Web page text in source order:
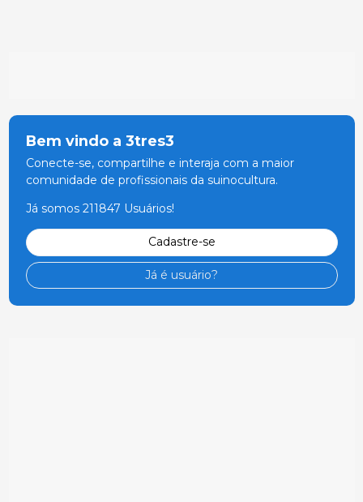
Bem vindo a 3tres3
Conecte-se, compartilhe e interaja com a maior
comunidade de profissionais da suinocultura.
Já somos 211847 Usuários!
Cadastre-se
Já é usuário?